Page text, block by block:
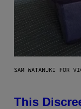
SAM WATANUKI FOR
This